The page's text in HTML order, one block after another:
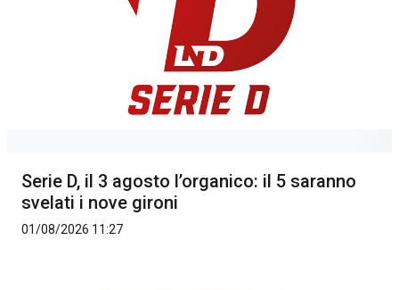
Serie D, il 3 agosto l’organico: il 5 saranno
svelati i nove gironi
01/08/2026 11:27